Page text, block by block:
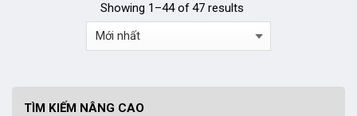
Showing 1–44 of 47 results
TÌM KIẾM NÂNG CAO